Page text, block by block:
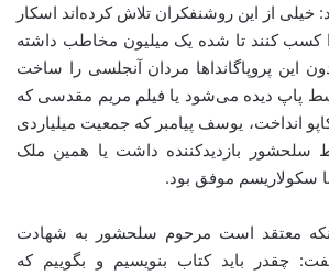
خیلی از این روشنفکران تلاش کرده‌اند اسکار
را کسب کنند تا شده یک میلیون مخاطب داشته
این پروپاگانداها مردان آنجلسی را ساخت
پاپ دیده می‌شود یا فیلم مریم مقدسی که
انداخت، یوسف پیامبر که جمعیت میلیاردی
بازدیدکننده داشت یا همین ملک
سکولاریسم موفق بود.
معتقد است مرحوم سلحشور به شهادت
چقدر باید کتاب بنویسیم و بگوییم که